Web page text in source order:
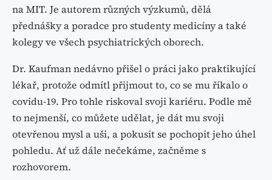
na MIT. Je autorem různých výzkumů, dělá
přednášky a poradce pro studenty medicíny a také
kolegy ve všech psychiatrických oborech.
Dr. Kaufman nedávno přišel o práci jako praktikující
lékař, protože odmítl přijmout to, co se mu říkalo o
covidu-19. Pro tohle riskoval svoji kariéru. Podle mě
to nejmenší, co můžete udělat, je dát mu svoji
otevřenou mysl a uši, a pokusit se pochopit jeho úhel
pohledu. Ať už dále nečekáme, začněme s
rozhovorem.